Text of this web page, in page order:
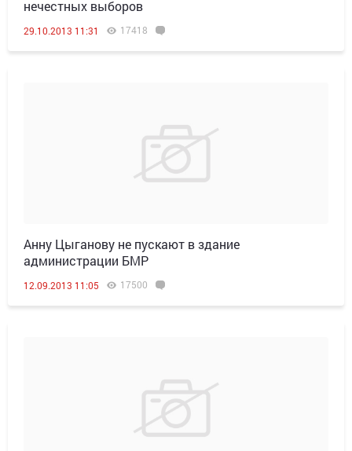
нечестных выборов
29.10.2013 11:31 17418
Анну Цыганову не пускают в здание
администрации БМР
12.09.2013 11:05 17500